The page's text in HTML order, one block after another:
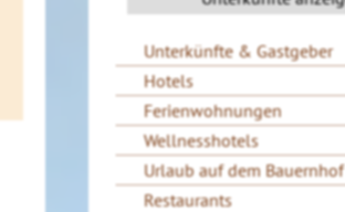
Unterkünfte & Gastgeber
Hotels
Ferienwohnungen
Wellnesshotels
Urlaub auf dem Bauernhof
Restaurants